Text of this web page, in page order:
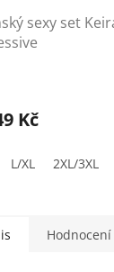
sexy set
Kč
L/XL 2XL/3XL
Hodnocení